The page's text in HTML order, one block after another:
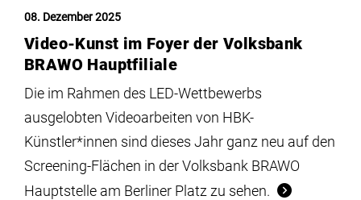
Institute
Forschung
Infrastruktur
Aktuelles
08. Dezember 2025
Video-Kunst im Foyer der Volksbank
BRAWO Hauptfiliale
Die im Rahmen des LED-Wettbewerbs
ausgelobten Videoarbeiten von HBK-
Künstler*innen sind dieses Jahr ganz neu auf den
Screening-Flächen in der Volksbank BRAWO
Hauptstelle am Berliner Platz zu sehen.